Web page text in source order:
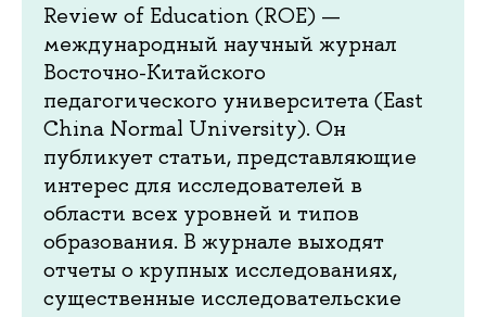
Review of Education (ROE) —
международный научный журнал
Восточно-Китайского
педагогического университета (East
China Normal University). Он
публикует статьи, представляющие
интерес для исследователей в
области всех уровней и типов
образования. В журнале выходят
отчеты о крупных исследованиях,
существенные исследовательские